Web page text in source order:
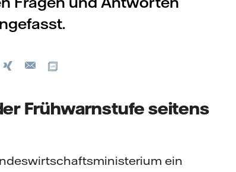
Xing
E-
Frühwarnstufe seitens
ein